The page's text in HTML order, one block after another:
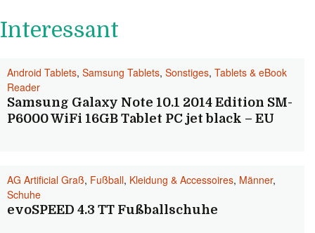
Interessant
Android Tablets, Samsung Tablets, Sonstiges, Tablets & eBook
Reader
Samsung Galaxy Note 10.1 2014 Edition SM-
P6000 WiFi 16GB Tablet PC jet black – EU
AG Artificial Graß, Fußball, Kleidung & Accessoires, Männer,
Schuhe
evoSPEED 4.3 TT Fußballschuhe